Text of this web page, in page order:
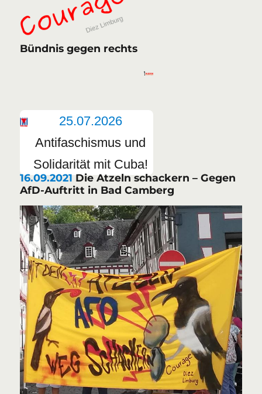
Bündnis gegen rechts
25.07.2026
Antifaschismus und
Solidarität mit Cuba!
16.09.2021 Die Atzeln schackern – Gegen
AfD-Auftritt in Bad Camberg